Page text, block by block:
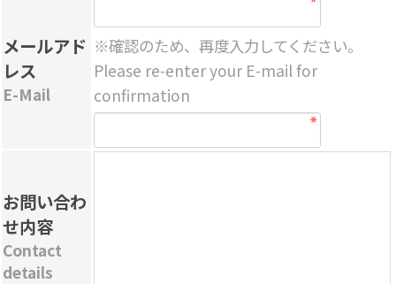
メールアド
レス
E-Mail
※確認のため、再度入力してください。
Please re-enter your E-mail for
confirmation
お問い合わ
せ内容
Contact
details